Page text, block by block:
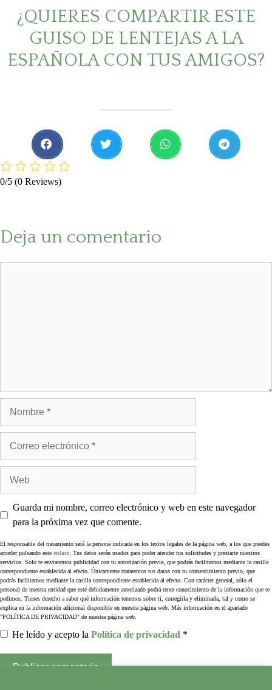
¿QUIERES COMPARTIR ESTE
GUISO DE LENTEJAS A LA
ESPAÑOLA CON TUS AMIGOS?
0/5 (0 Reviews)
Deja un comentario
Guarda mi nombre, correo electrónico y web en este navegador
para la próxima vez que comente.
El responsable del tratamiento será la persona indicada en los textos legales de la página web, a los que puedes
acceder pulsando este enlace. Tus datos serán usados para poder atender tus solicitudes y prestarte nuestros
servicios. Solo te enviaremos publicidad con tu autorización previa, que podrás facilitarnos mediante la casilla
correspondiente establecida al efecto. Únicamente trataremos tus datos con tu consentimiento previo, que
podrás facilitarnos mediante la casilla correspondiente establecida al efecto. Con carácter general, sólo el
personal de nuestra entidad que esté debidamente autorizado podrá tener conocimiento de la información que te
pedimos. Tienes derecho a saber qué información tenemos sobre ti, corregirla y eliminarla, tal y como se
explica en la información adicional disponible en nuestra página web. Más información en el apartado
"POLÍTICA DE PRIVACIDAD" de nuestra página web.
He leído y acepto la Política de privacidad *